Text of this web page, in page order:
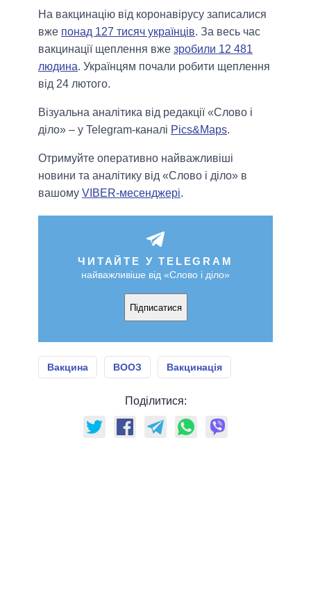
На вакцинацію від коронавірусу записалися
вже понад 127 тисяч українців. За весь час
вакцинації щеплення вже зробили 12 481
людина. Українцям почали робити щеплення
від 24 лютого.
Візуальна аналітика від редакції «Слово і
діло» – у Telegram-каналі Pics&Maps.
Отримуйте оперативно найважливіші
новини та аналітику від «Слово і діло» в
вашому VIBER-месенджері.
ЧИТАЙТЕ У TELEGRAM
найважливіше від «Слово і діло»
Підписатися
Вакцина ВООЗ Вакцинація
Поділитися: